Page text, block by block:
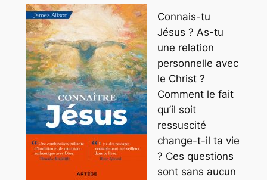
Connais-tu
Jésus ? As-tu
une relation
personnelle avec
le Christ ?
Comment le fait
qu’il soit
ressuscité
change-t-il ta vie
? Ces questions
sont sans aucun